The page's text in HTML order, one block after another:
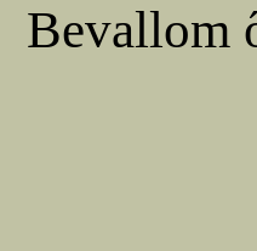
Bevallom